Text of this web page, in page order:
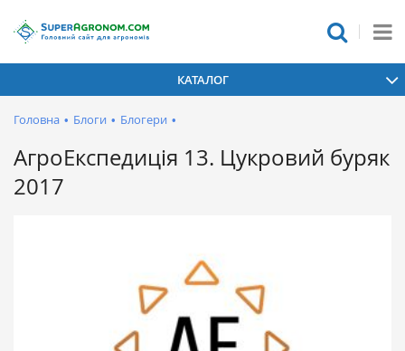
КАТАЛОГ
Головна • Блоги • Блогери •
АгроЕкспедиція 13. Цукровий буряк
2017